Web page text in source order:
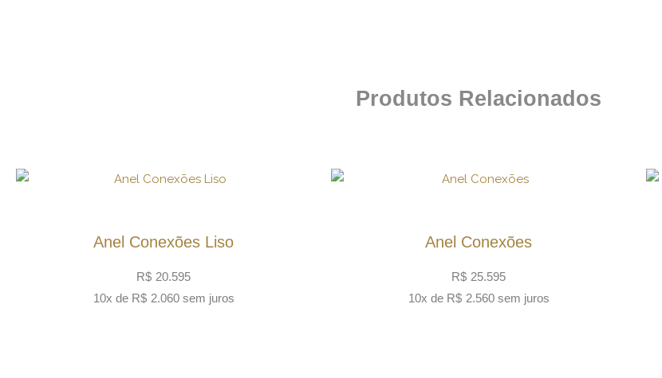
Produtos Relacionados
Anel Conexões Liso
R$ 20.595
10x de R$ 2.060 sem juros
Anel Conexões
R$ 25.595
10x de R$ 2.560 sem juros